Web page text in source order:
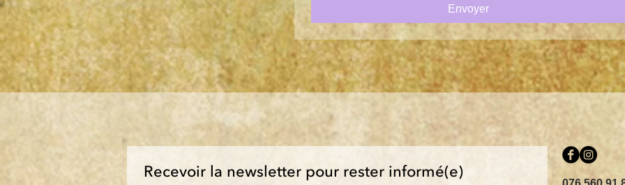
Envoyer
Recevoir la newsletter pour rester informé(e)